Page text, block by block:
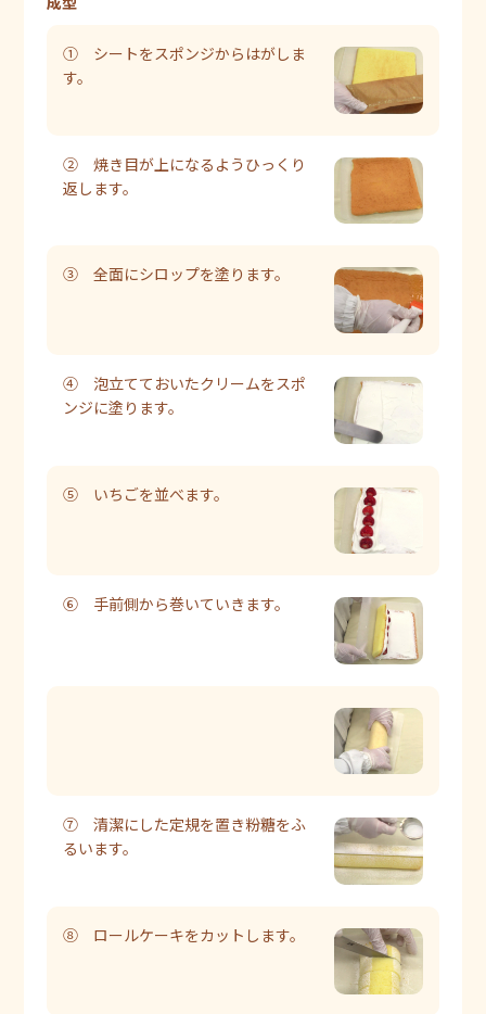
① シートをスポンジからはがしま
す。
② 焼き目が上になるようひっくり
返します。
③ 全面にシロップを塗ります。
④ 泡立てておいたクリームをスポ
ンジに塗ります。
⑤ いちごを並べます。
⑥ 手前側から巻いていきます。
⑦ 清潔にした定規を置き粉糖をふ
るいます。
⑧ ロールケーキをカットします。